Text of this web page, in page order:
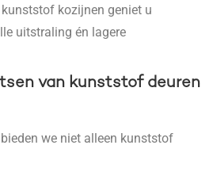
kozijnen geniet u
uitstraling én lagere
van kunststof deuren
we niet alleen kunststof